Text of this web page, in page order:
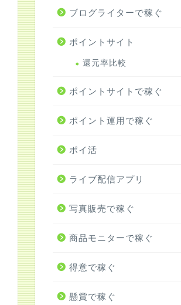
ブログライターで稼ぐ
ポイントサイト
還元率比較
ポイントサイトで稼ぐ
ポイント運用で稼ぐ
ポイ活
ライブ配信アプリ
写真販売で稼ぐ
商品モニターで稼ぐ
得意で稼ぐ
懸賞で稼ぐ